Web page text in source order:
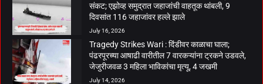
संकट; एझोव्ह समुद्रात जहाजांची वाहतूक थांबली, 9
दिवसांत 116 जहाजांवर हल्ले झाले
July 16, 2026
Tragedy Strikes Wari : दिंडीवर काळाचा घाला;
पंढरपूरच्या आषाढी वारीतील 7 वारकऱ्यांना ट्रकने उडवले,
जेजुरीजवळ 3 महिला भाविकांचा मृत्यू, 4 जखमी
July 14, 2026